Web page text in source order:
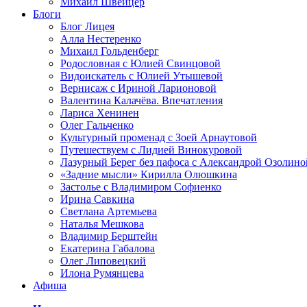
Блоги
Блог Лицея
Алла Нестеренко
Михаил Гольденберг
Родословная с Юлией Свинцовой
Видоискатель с Юлией Утышевой
Вернисаж с Ириной Ларионовой
Валентина Калачёва. Впечатления
Лариса Хенинен
Олег Гальченко
Культурный променад с Зоей Арнаутовой
Путешествуем с Лидией Винокуровой
Лазурный Берег без пафоса с Александрой
«Задние мысли» Кирилла Олюшкина
Застолье с Владимиром Софиенко
Ирина Савкина
Светлана Артемьева
Наталья Мешкова
Владимир Берштейн
Екатерина Габалова
Олег Липовецкий
Илона Румянцева
Афиша